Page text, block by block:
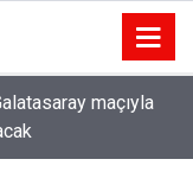
maçıyla
kapsamında